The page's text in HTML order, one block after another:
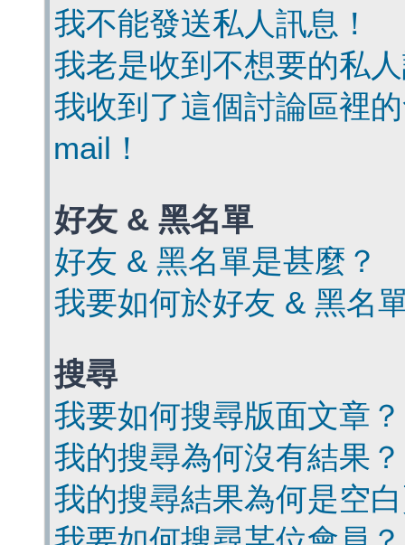
我不能發送私人訊息！
我老是收到不想要的私
我收到了這個討論區裡
mail！
好友 & 黑名單
好友 & 黑名單是甚麼？
我要如何於好友 & 黑名
搜尋
我要如何搜尋版面文章？
我的搜尋為何沒有結果？
我的搜尋結果為何是空